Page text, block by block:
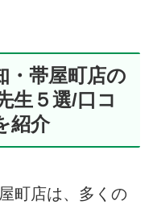
帯屋町店の
生５選/口コ
紹介
町店は、多くの